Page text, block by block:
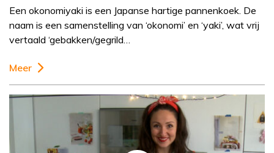
Een okonomiyaki is een Japanse hartige pannenkoek. De
naam is een samenstelling van ‘okonomi’ en ‘yaki’, wat vrij
vertaald ‘gebakken/gegrild…
Meer